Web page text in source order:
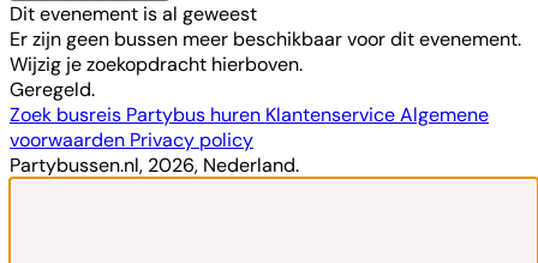
Dit evenement is al geweest
Er zijn geen bussen meer beschikbaar voor dit evenement.
Wijzig je zoekopdracht hierboven.
Geregeld.
Zoek busreis Partybus huren KlantenserviceAlgemene
voorwaarden Privacy policy
Partybussen.nl, 2026, Nederland.